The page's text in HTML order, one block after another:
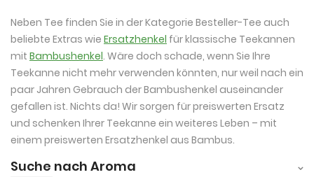
Neben Tee finden Sie in der Kategorie Besteller-Tee auch
beliebte Extras wie Ersatzhenkel für klassische Teekannen
mit Bambushenkel. Wäre doch schade, wenn Sie Ihre
Teekanne nicht mehr verwenden könnten, nur weil nach ein
paar Jahren Gebrauch der Bambushenkel auseinander
gefallen ist. Nichts da! Wir sorgen für preiswerten Ersatz
und schenken Ihrer Teekanne ein weiteres Leben – mit
einem preiswerten Ersatzhenkel aus Bambus.
Suche nach Aroma